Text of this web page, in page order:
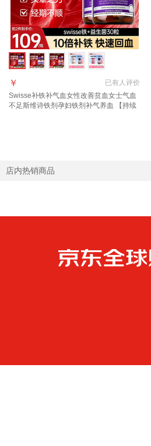
已有人评价
￥
Swisse补铁补气血女性改善贫血女士气血
不足斯维诗铁剂孕妇铁剂补气养血 【持续
店内热销商品